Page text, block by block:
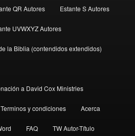
QR Autores Estante S Autores
UVWXYZ Autores
la Biblia (contendidos extendidos)
a David Cox Ministries
Terminos y condiciones Acerca
FAQ TW Autor-Título